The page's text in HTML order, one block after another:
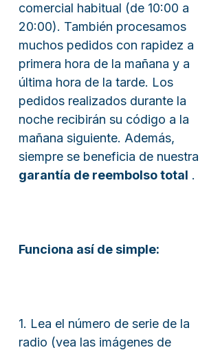
comercial habitual (de 10:00 a
20:00). También procesamos
muchos pedidos con rapidez a
primera hora de la mañana y a
última hora de la tarde. Los
pedidos realizados durante la
noche recibirán su código a la
mañana siguiente. Además,
siempre se beneficia de nuestra
garantía de reembolso total .
Funciona así de simple:
1. Lea el número de serie de la
radio (vea las imágenes de